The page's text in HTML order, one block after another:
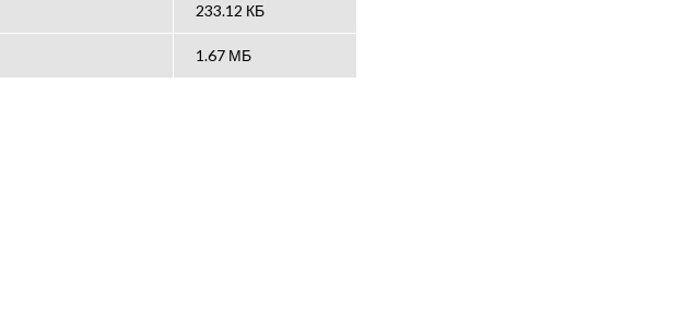
233.12 КБ
1.67 МБ